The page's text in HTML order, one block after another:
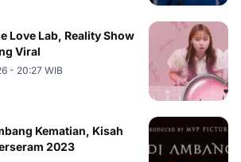
Love Lab, Reality Show
Viral
- 20:27 WIB
Kematian, Kisah
2023